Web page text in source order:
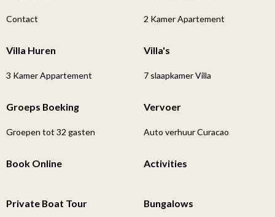
Contact 2 Kamer Apartement
Villa Huren
3 Kamer Appartement
Villa's
7 slaapkamer Villa
Groeps Boeking
Groepen tot 32 gasten
Vervoer
Auto verhuur Curacao
Book Online Activities
Private Boat Tour Bungalows